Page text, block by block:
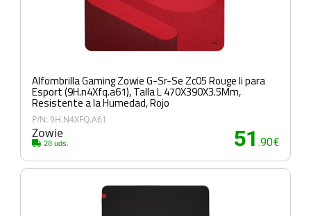
Alfombrilla Gaming Zowie G-Sr-Se Zc05 Rouge Ii para
Esport (9H.n4Xfq.a61), Talla L 470X390X3.5Mm,
Resistente a la Humedad, Rojo
P/N: 9H.N4XFQ.A61
Zowie
28 uds. 51 .90€